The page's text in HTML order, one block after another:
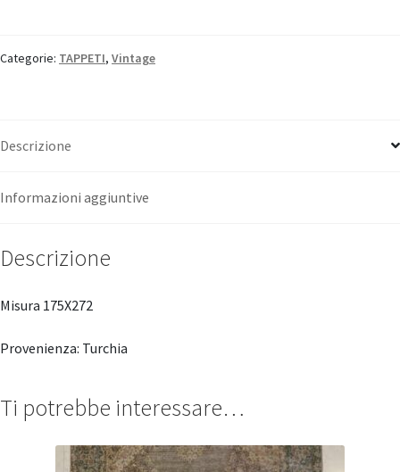
Categorie: TAPPETI, Vintage
Descrizione
Informazioni aggiuntive
Descrizione
Misura 175X272
Provenienza: Turchia
Ti potrebbe interessare…